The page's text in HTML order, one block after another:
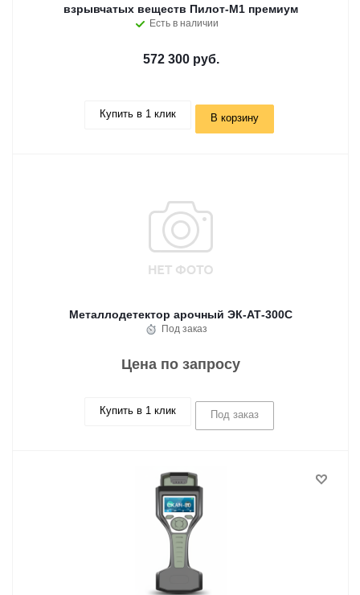
взрывчатых веществ Пилот-М1 премиум
Есть в наличии
572 300 руб.
Купить в 1 клик В корзину
Металлодетектор арочный ЭК-АТ-300С
Под заказ
Цена по запросу
Купить в 1 клик Под заказ